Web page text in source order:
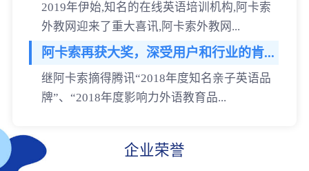
2019年伊始,知名的在线英语培训机构,阿卡索
外教网迎来了重大喜讯,阿卡索外教网...
阿卡索再获大奖，深受用户和行业的肯...
继阿卡索摘得腾讯“2018年度知名亲子英语品
牌”、“2018年度影响力外语教育品...
企业荣誉